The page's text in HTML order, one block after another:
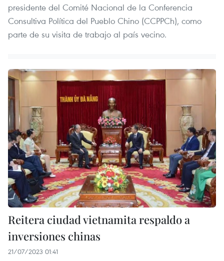
presidente del Comité Nacional de la Conferencia
Consultiva Política del Pueblo Chino (CCPPCh), como
parte de su visita de trabajo al país vecino.
Reitera ciudad vietnamita respaldo a
inversiones chinas
21/07/2023 01:41